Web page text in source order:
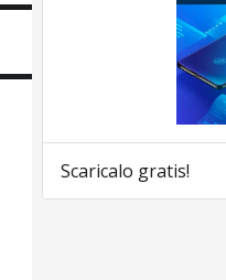
Scaricalo gratis!